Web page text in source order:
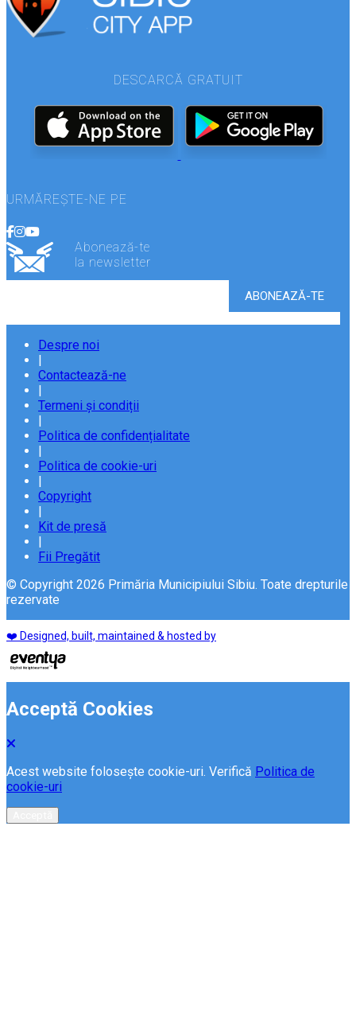
DESCARCĂ GRATUIT
URMĂREȘTE-NE PE
Abonează-te
la newsletter
Despre noi
|
Contactează-ne
|
Termeni și condiții
|
Politica de confidențialitate
|
Politica de cookie-uri
|
Copyright
|
Kit de presă
|
Fii Pregătit
© Copyright 2026 Primăria Municipiului Sibiu. Toate drepturile
rezervate
❤️ Designed, built, maintained & hosted by
Acceptă Cookies
Acest website folosește cookie-uri. Verifică Politica de
cookie-uri